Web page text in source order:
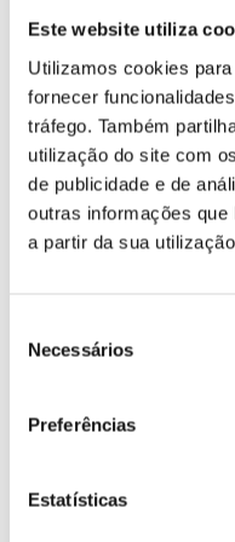
Este website utiliza
Utilizamos cookies
fornecer
tráfego. Também
utilização do site com
de publicidade e de
outras informações
a partir da sua
Necessários
Preferências
Estatísticas
RSU, etc.